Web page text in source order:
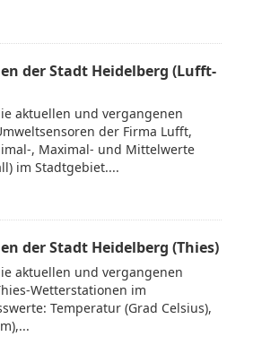
der Stadt Heidelberg (Lufft-
aktuellen und vergangenen
der Firma Lufft,
, Maximal- und Mittelwerte
im Stadtgebiet....
der Stadt Heidelberg (Thies)
aktuellen und vergangenen
Wetterstationen im
Temperatur (Grad Celsius),